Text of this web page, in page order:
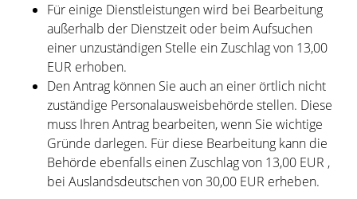
Für einige Dienstleistungen wird bei Bearbeitung
außerhalb der Dienstzeit oder beim Aufsuchen
einer unzuständigen Stelle ein Zuschlag von 13,00
EUR erhoben.
Den Antrag können Sie auch an einer örtlich nicht
zuständige Personalausweisbehörde stellen. Diese
muss Ihren Antrag bearbeiten, wenn Sie wichtige
Gründe darlegen. Für diese Bearbeitung kann die
Behörde ebenfalls einen Zuschlag von 13,00 EUR ,
bei Auslandsdeutschen von 30,00 EUR erheben.